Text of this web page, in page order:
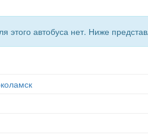
этого автобуса нет. Ниже